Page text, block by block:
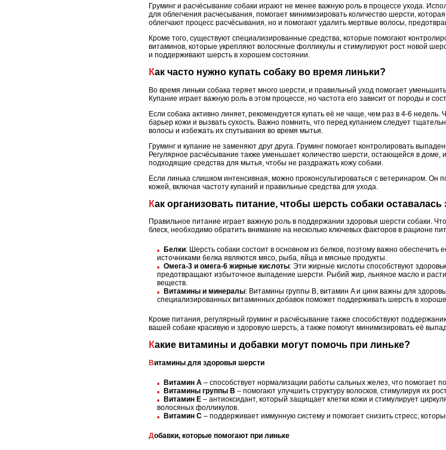
Груминг и расчёсывание собаки играют не менее важную роль в процессе ухода.
для облегчения расчесывания, помогает минимизировать количество шерсти,
облегчают процесс расчёсывания, но и помогают удалить мертвые волосы,
Кроме того, существуют специализированные средства, которые помогают
витаминов, которые укрепляют волосяные фолликулы и стимулируют рост новой
и поддерживают шерсть в хорошем состоянии.
Как часто нужно купать собаку во время линьки?
Во время линьки собака теряет много шерсти, и правильный уход помогает
Купание играет важную роль в этом процессе, но частота его зависит от породы и
Если собака активно линяет, рекомендуется купать её не чаще, чем раз в 4-6
барьер кожи и вызвать сухость. Важно помнить, что перед купанием следует
волосы и избежать их спутывания во время мытья.
Груминг и купание не заменяют друг друга. Груминг помогает контролировать
Регулярное расчёсывание также уменьшает количество шерсти, остающейся в доме,
подходящие средства для мытья, чтобы не раздражать кожу собаки.
Если линька слишком интенсивная, можно проконсультироваться с ветеринаром.
кожей, включая частоту купаний и правильные средства для ухода.
Как организовать питание, чтобы шерсть собаки
Правильное питание играет важную роль в поддержании здоровья шерсти собаки.
блеск, необходимо обратить внимание на несколько ключевых факторов в рационе
Белки: Шерсть собаки состоит в основном из белков, поэтому важно
источниками белка являются мясо, рыба, яйца и мясные продукты.
Омега-3 и омега-6 жирные кислоты: Эти жирные кислоты способствуют
предотвращают избыточное выпадение шерсти. Рыбий жир, льняное масло и
веществ.
Витамины и минералы: Витамины группы B, витамин A и цинк важны для
специализированных витаминных добавок поможет поддерживать шерсть в
Кроме питания, регулярный груминг и расчёсывание также способствуют
вашей собаке красивую и здоровую шерсть, а также помогут минимизировать её
Какие витамины и добавки могут помочь при линьке?
Витамины для здоровья шерсти
Витамин A – способствует нормализации работы сальных желез, что помогает
Витамины группы B – помогают улучшить структуру волосков, стимулируя их
Витамин E – антиоксидант, который защищает клетки кожи и стимулирует
волосяных фолликулов.
Витамин C – поддерживает иммунную систему и помогает снизить стресс,
Добавки, которые помогают при линьке